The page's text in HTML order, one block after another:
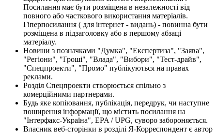
Посилання має бути розміщена в незалежності від
повного або часткового використання матеріалів.
Гіперпосилання ( для інтернет - видань) - повинна бути
розміщена в підзаголовку або в першому абзаці
матеріалу.
Новини з позначками "Думка", "Експертиза", "Заява",
"Регіони", "Гроші", "Влада", "Вибори", "Тест-драйв",
"Спецпроекти", "Промо" публікуються на правах
реклами.
Розділ Спецпроекти створюється спільно з
комерційними партнерами.
Будь яке копіювання, публікація, передрук, чи наступне
поширення інформації, що містить посилання на
"Інтерфакс-Україна", EPA / UPG, суворо забороняється.
Власник веб-сторінки в розділі Я-Корреспондент є автор